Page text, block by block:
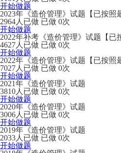
开始做题
2023年《造价管理》试题【已按照
2964人已做 已做 0次
开始做题
2022年补考《造价管理》试题【已
4627人已做 已做 0次
开始做题
2022年《造价管理》试题【已按照
7027人已做 已做 0次
开始做题
2021年《造价管理》试题
3810人已做 已做 0次
开始做题
2020年《造价管理》试题
3006人已做 已做 0次
开始做题
2019年《造价管理》试题
2033人已做 已做 0次
开始做题